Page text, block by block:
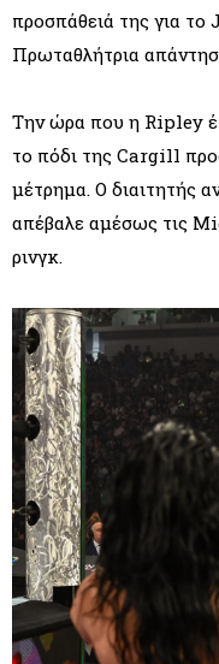
προσπάθειά της για το
Πρωταθλήτρια
Την ώρα που η Ripley
το πόδι της Cargill
μέτρημα. Ο διαιτητής
απέβαλε αμέσως τις
ρινγκ.